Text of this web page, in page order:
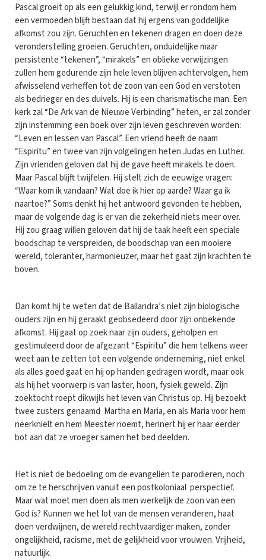
Pascal groeit op als een gelukkig kind, terwijl er rondom hem
een vermoeden blijft bestaan dat hij ergens van goddelijke
afkomst zou zijn. Geruchten en tekenen dragen en doen deze
veronderstelling groeien. Geruchten, onduidelijke maar
persistente “tekenen”, “mirakels” en oblieke verwijzingen
zullen hem gedurende zijn hele leven blijven achtervolgen, hem
afwisselend verheffen tot de zoon van een God en verstoten
als bedrieger en des duivels. Hij is een charismatische man. Een
kerk zal “De Ark van de Nieuwe Verbinding” heten, er zal zonder
zijn instemming een boek over zijn leven geschreven worden:
“Leven en lessen van Pascal”. Een vriend heeft de naam
“Espiritu” en twee van zijn volgelingen heten Judas en Luther.
Zijn vrienden geloven dat hij de gave heeft mirakels te doen.
Maar Pascal blijft twijfelen. Hij stelt zich de eeuwige vragen:
“Waar kom ik vandaan? Wat doe ik hier op aarde? Waar ga ik
naartoe?” Soms denkt hij het antwoord gevonden te hebben,
maar de volgende dag is er van die zekerheid niets meer over.
Hij zou graag willen geloven dat hij de taak heeft een speciale
boodschap te verspreiden, de boodschap van een mooiere
wereld, toleranter, harmonieuzer, maar het gaat zijn krachten te
boven.
Dan komt hij te weten dat de Ballandra’s niet zijn biologische
ouders zijn en hij geraakt geobsedeerd door zijn onbekende
afkomst. Hij gaat op zoek naar zijn ouders, geholpen en
gestimuleerd door de afgezant “Espiritu” die hem telkens weer
weet aan te zetten tot een volgende onderneming, niet enkel
als alles goed gaat en hij op handen gedragen wordt, maar ook
als hij het voorwerp is van laster, hoon, fysiek geweld. Zijn
zoektocht roept dikwijls het leven van Christus op. Hij bezoekt
twee zusters genaamd Martha en Maria, en als Maria voor hem
neerknielt en hem Meester noemt, herinert hij er haar eerder
bot aan dat ze vroeger samen het bed deelden.
Het is niet de bedoeling om de evangeliën te parodiëren, noch
om ze te herschrijven vanuit een postkoloniaal perspectief.
Maar wat moet men doen als men werkelijk de zoon van een
God is? Kunnen we het lot van de mensen veranderen, haat
doen verdwijnen, de wereld rechtvaardiger maken, zonder
ongelijkheid, racisme, met de gelijkheid voor vrouwen. Vrijheid,
natuurlijk.